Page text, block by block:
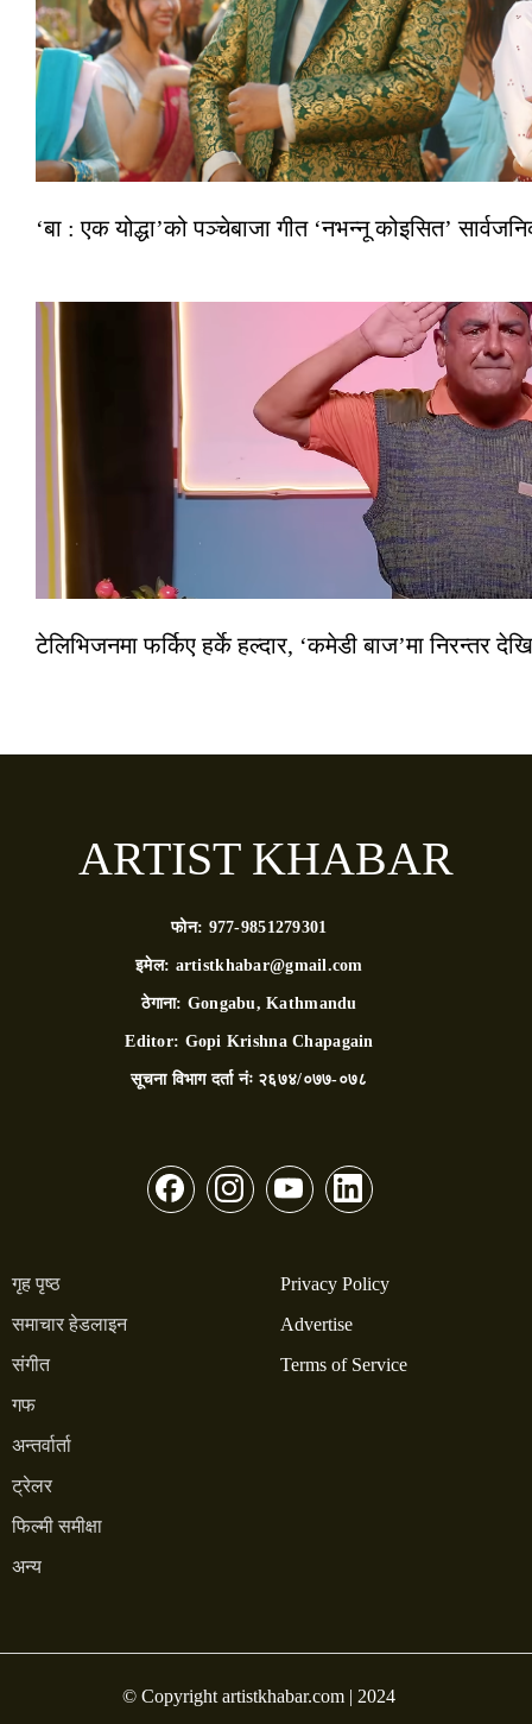
‘बा : एक योद्धा’को पञ्चेबाजा गीत ‘नभन्नू कोइसित’
टेलिभिजनमा फर्किए हर्के हल्दार, ‘कमेडी बाज’मा निरन्तर
ARTIST KHABAR
फोन: 977-9851279301
इमेल: artistkhabar@gmail.com
ठेगाना: Gongabu, Kathmandu
Editor: Gopi Krishna Chapagain
सूचना विभाग दर्ता नंः २६७४/०७७-०७८
गृह पृष्ठ
समाचार हेडलाइन
संगीत
गफ
अन्तर्वार्ता
ट्रेलर
फिल्मी समीक्षा
अन्य
Privacy Policy
Advertise
Terms of Service
© Copyright artistkhabar.com | 2024